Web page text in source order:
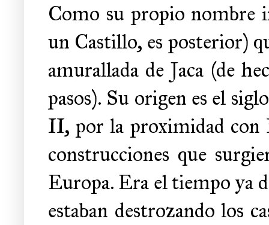
Como su propio nombre
un Castillo, es posterior)
amurallada de Jaca (de
pasos). Su origen es el
II, por la proximidad con
construcciones que
Europa. Era el tiempo ya
estaban destrozando los